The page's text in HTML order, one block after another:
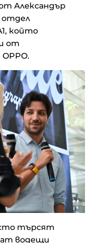
Александър
който
от
търсят
водещи